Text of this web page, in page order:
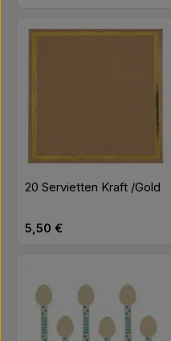
20 Servietten Kraft /Gold
Regulärer Preis:
5,50 €